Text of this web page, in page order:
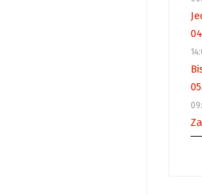
04
05